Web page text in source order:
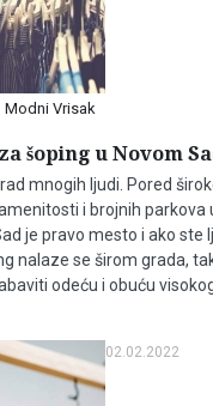
Modni Vrisak
šoping u Novom
mnogih ljudi. Pored
i brojnih parkova
je pravo mesto i ako ste
nalaze se širom grada,
odeću i obuću
02.02.2022